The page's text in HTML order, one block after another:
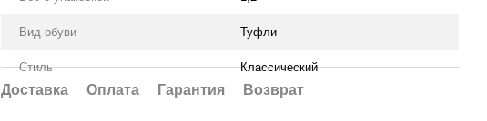
Вид обуви Туфли
Стиль Классический
Доставка Оплата Гарантия Возврат